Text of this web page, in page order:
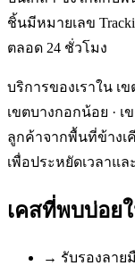
ชิ้นมีหมายเลข
ตลอด 24 ชั่วโมง
บริการของเราใน เ
เขตบางกอกน้อย ·
ลูกค้าจากพื้นที่ข้างเ
เพื่อประหยัดเวลาแล
เคสที่พบบ่อย
→ รับรองลาย